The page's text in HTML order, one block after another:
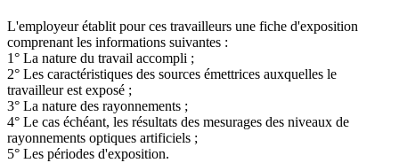
L'employeur établit pour ces travailleurs une fiche d'exposition
comprenant les informations suivantes :
1° La nature du travail accompli ;
2° Les caractéristiques des sources émettrices auxquelles le
travailleur est exposé ;
3° La nature des rayonnements ;
4° Le cas échéant, les résultats des mesurages des niveaux de
rayonnements optiques artificiels ;
5° Les périodes d'exposition.